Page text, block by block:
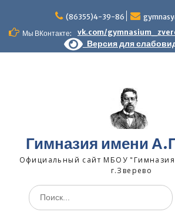
content
(86355)4-39-86
Мы ВКонтакте:
vk.com/
Версия для
Гимназия имени
Официальный сайт МБОУ
г.Зверево
Search
for: